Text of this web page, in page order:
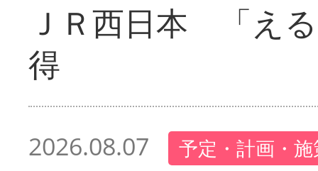
ＪＲ西日本 「え
得
2026.08.07 予定・計画・